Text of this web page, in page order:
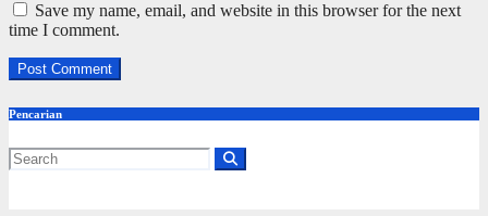
Save my name, email, and website in this browser for the next
time I comment.
Pencarian